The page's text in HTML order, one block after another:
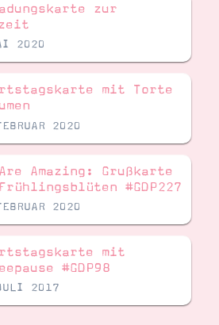
zur
2020
mit Torte
2020
Amazing: Grußkarte
#GDP227
2020
mit
#GDP98
2017